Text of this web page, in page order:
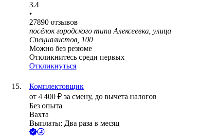
3.4
•
27890 отзывов
посёлок городского типа Алексеевка, улица
Специалистов, 100
Можно без резюме
Откликнитесь среди первых
Откликнуться
Комплектовщик
от 4 400 ₽ за смену, до вычета налогов
Без опыта
Вахта
Выплаты: Два раза в месяц